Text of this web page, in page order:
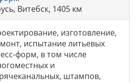
Витебск, 1405 км
изготовление,
испытание литьевых
форм, в том числе
и
штампов,